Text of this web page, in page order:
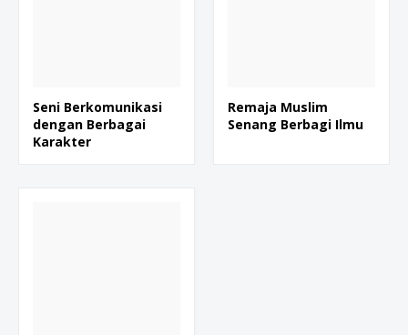
Seni Berkomunikasi
dengan Berbagai
Karakter
Remaja Muslim
Senang Berbagi Ilmu